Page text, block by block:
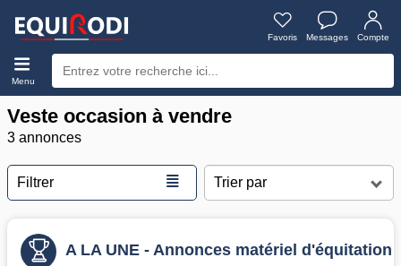
Favoris Messages Compte
Menu
Veste occasion à vendre
3 annonces
Filtrer ≣
A LA UNE - Annonces matériel d'équitation